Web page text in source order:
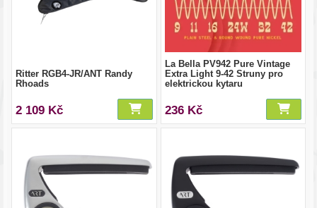
Ritter RGB4-JR/ANT Randy
Rhoads
2 109 Kč
La Bella PV942 Pure Vintage
Extra Light 9-42 Struny pro
elektrickou kytaru
236 Kč